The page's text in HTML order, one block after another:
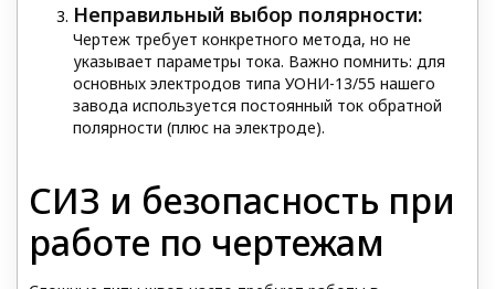
Неправильный выбор полярности:
Чертеж требует конкретного метода, но не
указывает параметры тока. Важно помнить: для
основных электродов типа УОНИ-13/55 нашего
завода используется постоянный ток обратной
полярности (плюс на электроде).
СИЗ и безопасность при
работе по чертежам